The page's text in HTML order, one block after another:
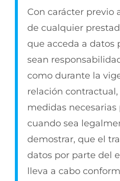
Con carácter previo
de cualquier
que acceda a datos
sean
como durante la
relación
medidas necesarias
cuando sea
demostrar, que el
datos por parte del
lleva a cabo